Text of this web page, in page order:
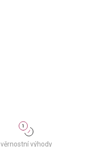
věrnostní výhody